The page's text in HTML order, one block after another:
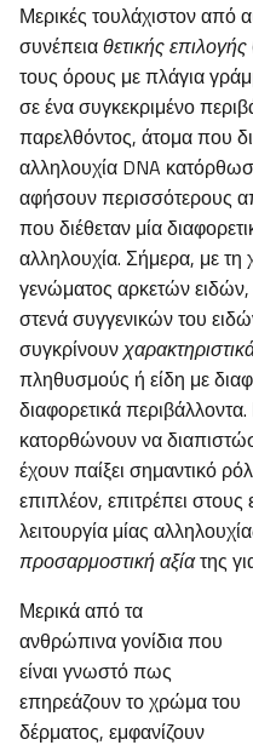
Μερικές τουλάχιστον από
συνέπειαθετικής επιλογής
τους όρους με πλάγια
σε ένα συγκεκριμένο
παρελθόντος, άτομα που
αλληλουχία DNA
αφήσουν περισσότερους
που διέθεταν μία
αλληλουχία. Σήμερα, με
γενώματος αρκετών
στενά συγγενικών του
συγκρίνουν
πληθυσμούς ή είδη με
διαφορετικά
κατορθώνουν να
έχουν παίξει σημαντικό
επιπλέον, επιτρέπει
λειτουργία μίας
προσαρμοστική αξίατης
Μερικά από τα
ανθρώπινα γονίδια που
είναι γνωστό πως
επηρεάζουν το χρώμα του
δέρματος, εμφανίζουν